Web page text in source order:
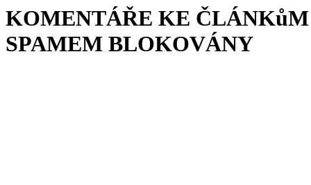
KOMENTÁŘE KE
SPAMEM BLOKOVÁNY